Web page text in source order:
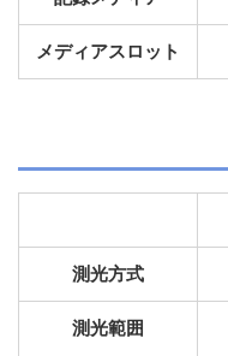
メディアスロット
測光方式
測光範囲